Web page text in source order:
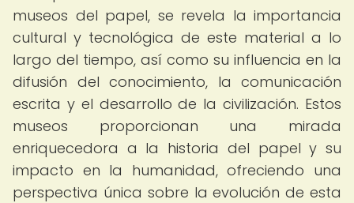
museos del papel, se revela la importancia
cultural y tecnológica de este material a lo
largo del tiempo, así como su influencia en la
difusión del conocimiento, la comunicación
escrita y el desarrollo de la civilización. Estos
museos proporcionan una mirada
enriquecedora a la historia del papel y su
impacto en la humanidad, ofreciendo una
perspectiva única sobre la evolución de esta